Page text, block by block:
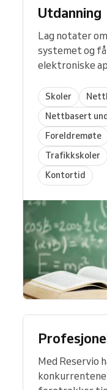
Utdanning
Lag notater
systemet og
elektroniske
Skoler
Nettbasert
Foreldremøte
Trafikkskoler
Kontortid
Med Reservio
konkurrentene